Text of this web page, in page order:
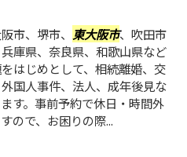
市、堺市、 東大阪市、吹田市
庫県、奈良県、和歌山県など
はじめとして、相続離婚、交
国人事件、法人、成年後見な
す。事前予約で休日・時間外
ので、お困りの際...